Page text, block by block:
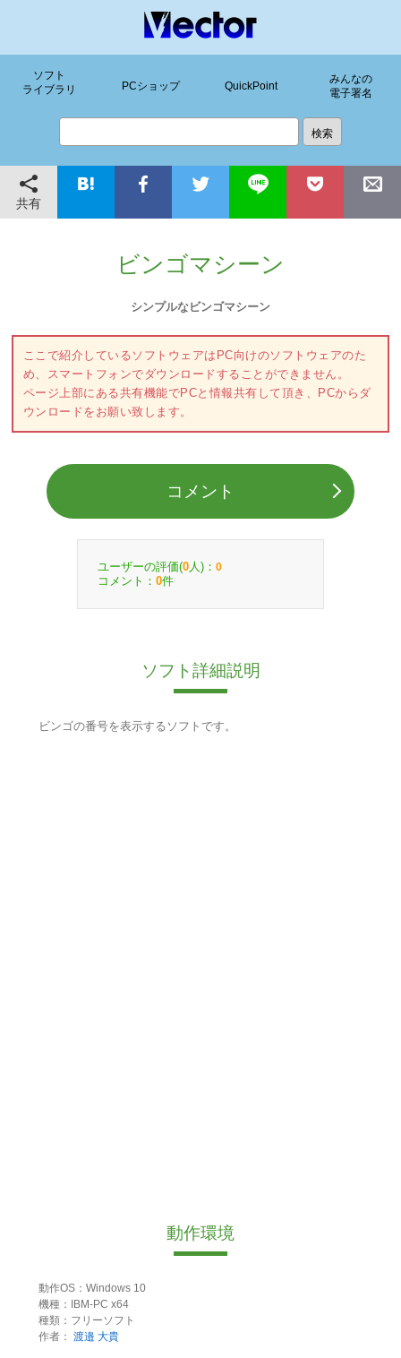
ソフト
ライブラリ
PCショップ QuickPoint
みんなの
電子署名
共有
ビンゴマシーン
シンプルなビンゴマシーン
ここで紹介しているソフトウェアはPC向けのソフトウェアのた
め、スマートフォンでダウンロードすることができません。
ページ上部にある共有機能でPCと情報共有して頂き、PCからダ
ウンロードをお願い致します。
コメント
ユーザーの評価(0 人)： 0
コメント： 0件
ソフト詳細説明
ビンゴの番号を表示するソフトです。
動作環境
動作OS：Windows 10
機種：IBM-PC x64
種類：フリーソフト
作者： 渡邉 大貴